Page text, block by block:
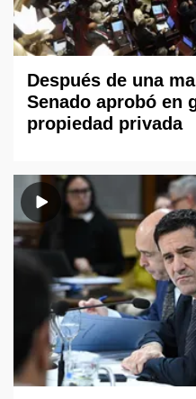
Después de una
Senado aprobó en
propiedad privada